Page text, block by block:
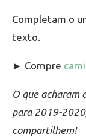
Completam o
texto.
► Compre
O que acharam
para 2019-
compartilhem!